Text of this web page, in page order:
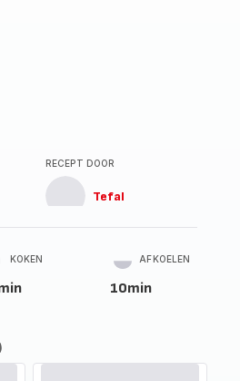
RECEPT DOOR
Tefal
KOKEN AFKOELEN
10min